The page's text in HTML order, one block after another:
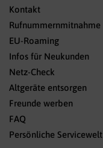
Kontakt
Rufnummernmitnahme
EU-Roaming
Infos für Neukunden
Netz-Check
Altgeräte entsorgen
Freunde werben
FAQ
Persönliche Servicewelt